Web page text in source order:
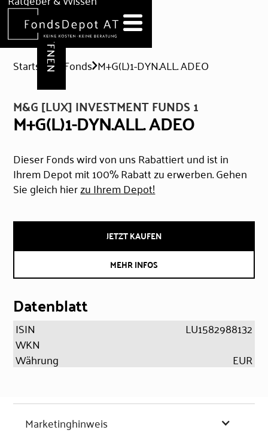
Hilfe & Formulare
DEPOT ERÖFFNEN
Startseite Fonds M+G(L)1-DYN.ALL. ADEO
M&G [LUX] INVESTMENT FUNDS 1
M+G(L)1-DYN.ALL. ADEO
Dieser Fonds wird von uns Rabattiert und ist in
Ihrem Depot mit 100% Rabatt zu erwerben. Gehen
Sie gleich hierzu Ihrem Depot!
JETZT KAUFEN
MEHR INFOS
Datenblatt
ISIN
LU1582988132
WKN
Währung
EUR
Marketinghinweis